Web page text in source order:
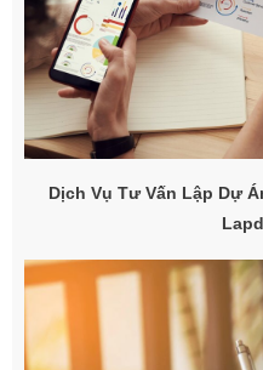
Dịch Vụ Tư Vấn Lập Dự